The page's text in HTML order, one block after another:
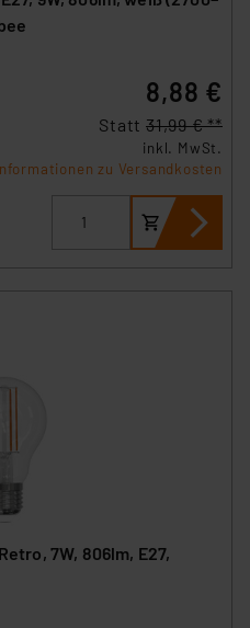
Widerrufs bleibt hiervon
können dazu
nicht längerfristig
personenbezogene
zur Einbindung von
umfasst daher ggf. auch
in den USA gemäß Art. 49
die USA besteht kein
EU. Dies bedeutet,
ohne dass
für Europäer bestehen.
der
einer eigenen
8,88 €
Statt 31,99 € **
inkl. MwSt.
zu Versandkosten